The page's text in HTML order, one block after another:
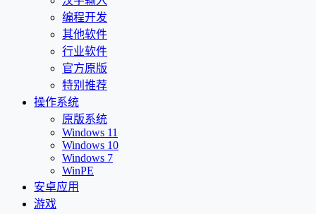
编程开发
其他软件
行业软件
官方原版
特别推荐
操作系统
原版系统
Windows 11
Windows 10
Windows 7
WinPE
安卓应用
游戏